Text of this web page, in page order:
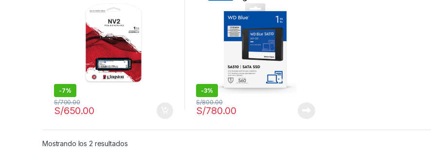
-7%
S/650.00
S/700.00
-3%
S/780.00
S/800.00
Mostrando los 2 resultadosOrdenado por los últimos